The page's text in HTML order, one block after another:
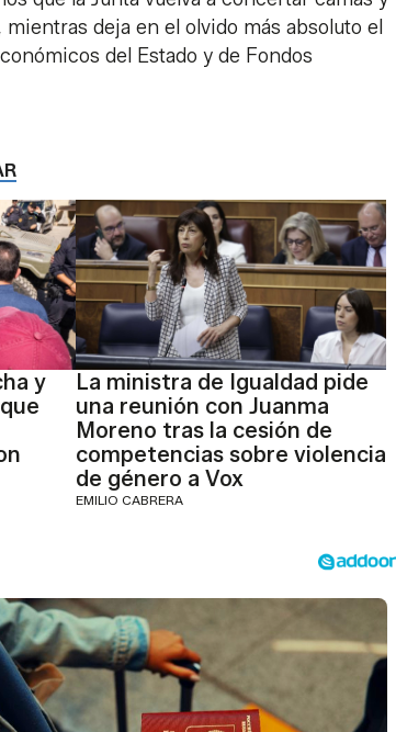
deja en el olvido más absoluto el
del Estado y de Fondos
y
La ministra de Igualdad pide
una reunión con Juanma
Moreno tras la cesión de
competencias sobre violencia
de género a Vox
EMILIO CABRERA